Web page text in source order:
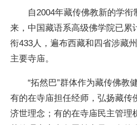
自2004年藏传佛教新的学衔
来，中国藏语系高级佛学院已累
衔433人，遍布西藏和四省涉藏
主要寺庙。
“拓然巴”群体作为藏传佛教健
有的在寺庙担任经师，弘扬藏传
济世理念；有的在寺庙民主管理